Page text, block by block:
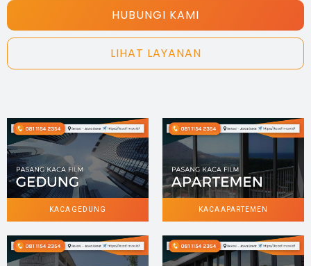
HUBUNGI KAMI
LIHAT LAYANAN
KACA GEDUNG KACA APARTEMEN